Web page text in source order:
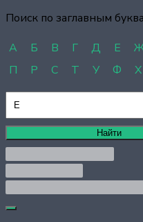
Поиск по заглавным
A
Б В Г Д Е
П
Р С Т У Ф Х